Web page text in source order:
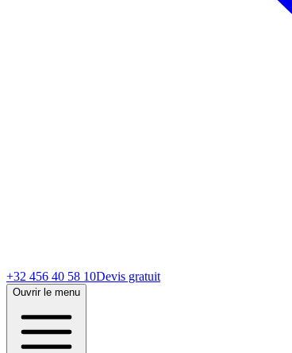
+32 456 40 58 10Devis gratuit
Ouvrir le menu